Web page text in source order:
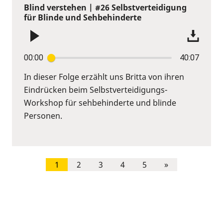
Blind verstehen | #26 Selbstverteidigung
für Blinde und Sehbehinderte
00:00 40:07
In dieser Folge erzählt uns Britta von ihren
Eindrücken beim Selbstverteidigungs-
Workshop für sehbehinderte und blinde
Personen.
1 2 3 4 5 »